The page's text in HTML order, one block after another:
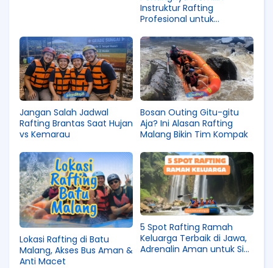
Instruktur Rafting
Profesional untuk
dan Keseruan Anda
Jangan Salah Jadwal
Rafting Brantas Saat Hujan
vs Kemarau
Bosan Outing Gitu-gitu
Aja? Ini Alasan Rafting
Malang Bikin Tim Kompak
Lokasi Rafting di Batu
Malang, Akses Bus Aman &
Anti Macet
5 Spot Rafting Ramah
Keluarga Terbaik di Jawa,
Adrenalin Aman untuk Si